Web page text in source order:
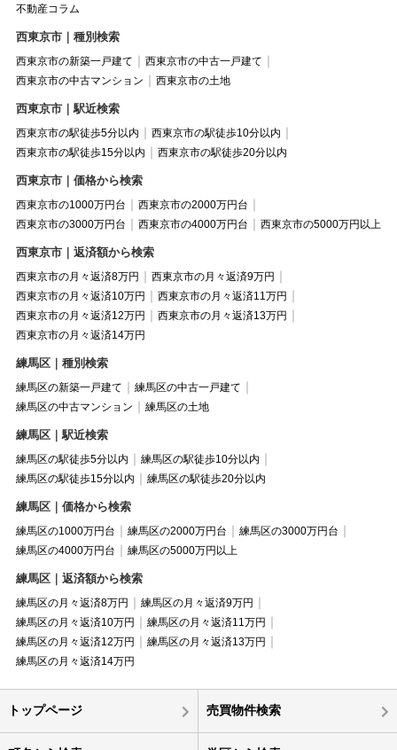
不動産コラム
西東京市｜種別検索
西東京市の新築一戸建て
西東京市の中古一戸建て
西東京市の中古マンション
西東京市の土地
西東京市｜駅近検索
西東京市の駅徒歩5分以内
西東京市の駅徒歩10分以内
西東京市の駅徒歩15分以内
西東京市の駅徒歩20分以内
西東京市｜価格から検索
西東京市の1000万円台
西東京市の2000万円台
西東京市の3000万円台
西東京市の4000万円台 西東京市の5000万円以上
西東京市｜返済額から検索
西東京市の月々返済8万円
西東京市の月々返済9万円
西東京市の月々返済10万円
西東京市の月々返済11万円
西東京市の月々返済12万円
西東京市の月々返済13万円
西東京市の月々返済14万円
練馬区｜種別検索
練馬区の新築一戸建て
練馬区の中古一戸建て
練馬区の中古マンション
練馬区の土地
練馬区｜駅近検索
練馬区の駅徒歩5分以内
練馬区の駅徒歩10分以内
練馬区の駅徒歩15分以内
練馬区の駅徒歩20分以内
練馬区｜価格から検索
練馬区の1000万円台 練馬区の2000万円台
練馬区の3000万円台
練馬区の4000万円台
練馬区の5000万円以上
練馬区｜返済額から検索
練馬区の月々返済8万円
練馬区の月々返済9万円
練馬区の月々返済10万円
練馬区の月々返済11万円
練馬区の月々返済12万円
練馬区の月々返済13万円
練馬区の月々返済14万円
トップページ 売買物件検索